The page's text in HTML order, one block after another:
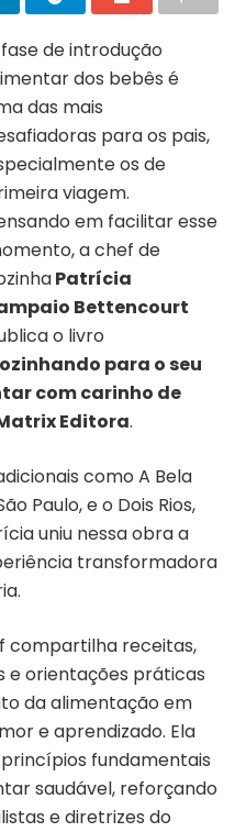
de introdução
dos bebês é
das mais
para os pais,
os de
viagem.
em facilitar esse
a chef de
Patrícia
Bettencourt
o livro
para o seu
com carinho de
Editora.
como A Bela
Paulo, e o Dois Rios,
uniu nessa obra a
transformadora
compartilha receitas,
e orientações práticas
da alimentação em
e aprendizado. Ela
fundamentais
saudável, reforçando
e diretrizes do